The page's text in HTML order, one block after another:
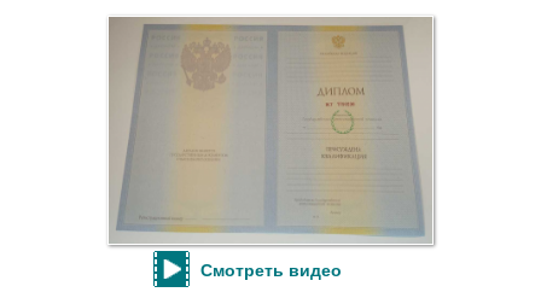
Смотреть видео